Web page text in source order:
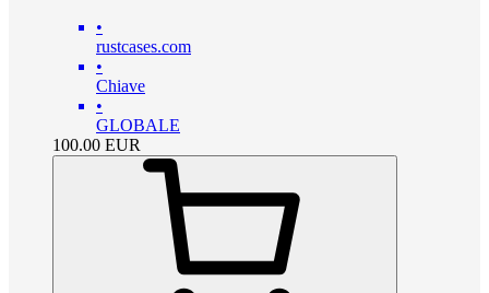
•
rustcases.com
•
Chiave
•
GLOBALE
100.00 EUR